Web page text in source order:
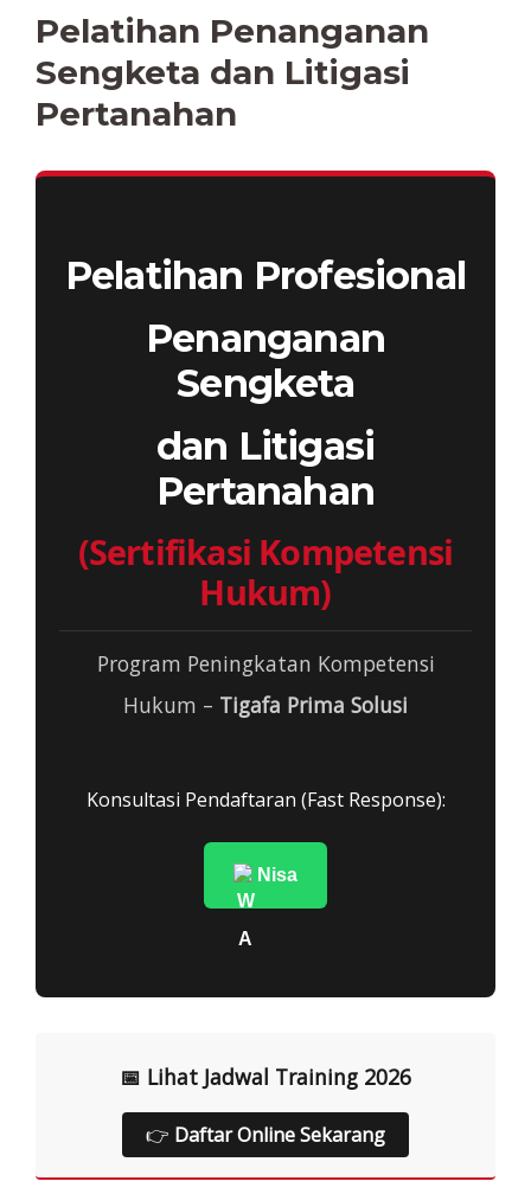
Pelatihan Penanganan
Sengketa dan Litigasi
Pertanahan
Pelatihan Profesional
Penanganan
Sengketa
dan Litigasi
Pertanahan
(Sertifikasi Kompetensi
Hukum)
Program Peningkatan Kompetensi
Hukum – Tigafa Prima Solusi
Konsultasi Pendaftaran (Fast Response):
Nisa
📅 Lihat Jadwal Training 2026
👉 Daftar Online Sekarang